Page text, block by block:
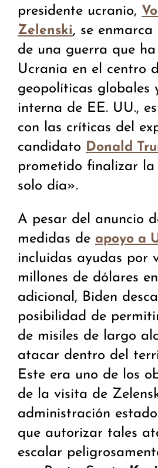
presidente ucranio,
Zelenski, se
de una guerra que
Ucrania en el centro
geopolíticas globales
interna de EE. UU.,
con las críticas del
candidato Donald
prometido finalizar
solo día».
A pesar del anuncio
medidas de apoyo a
incluidas ayudas por
millones de dólares
adicional, Biden
posibilidad de
de misiles de largo
atacar dentro del
Este era uno de los
de la visita de
administración
que autorizar tales
escalar